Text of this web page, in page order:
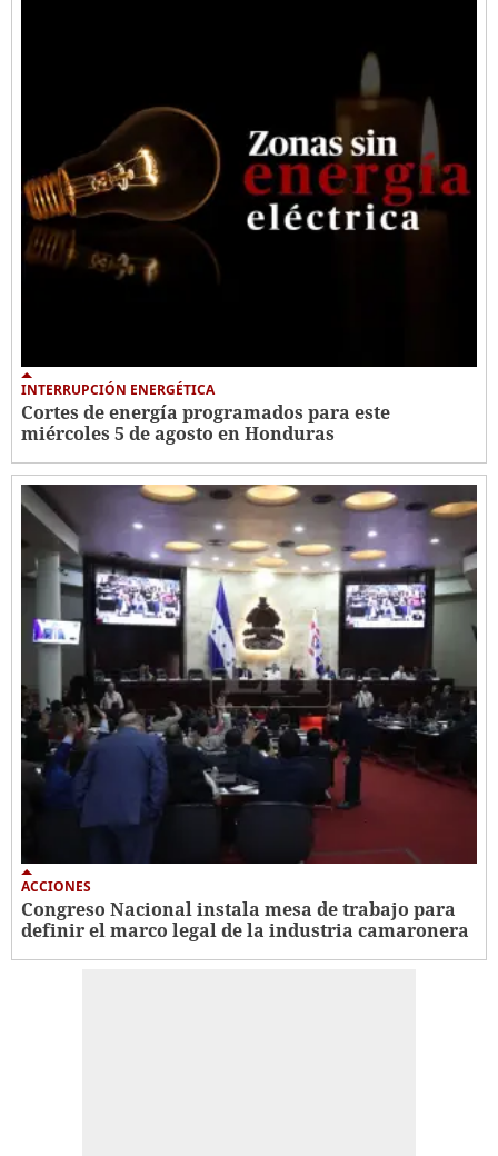
INTERRUPCIÓN ENERGÉTICA
Cortes de energía programados para este
miércoles 5 de agosto en Honduras
ACCIONES
Congreso Nacional instala mesa de trabajo para
definir el marco legal de la industria camaronera